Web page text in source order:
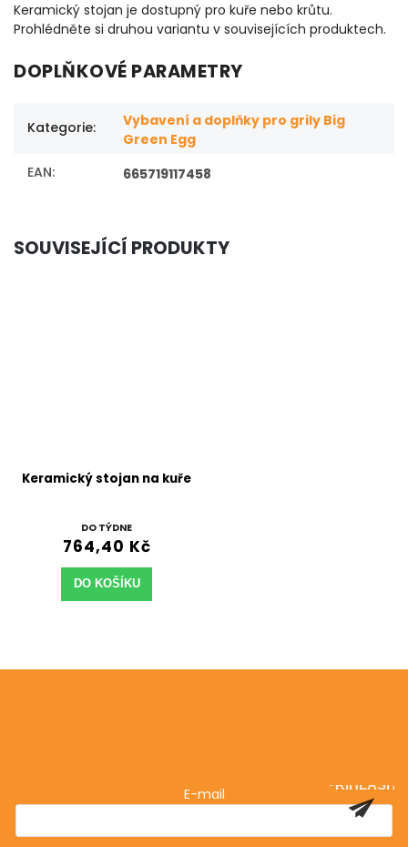
Keramický stojan je dostupný pro kuře nebo krůtu.
Prohlédněte si druhou variantu v souvisejících produktech.
DOPLŇKOVÉ PARAMETRY
Kategorie:
Vybavení a doplňky pro grily Big
Green Egg
EAN: 665719117458
SOUVISEJÍCÍ PRODUKTY
Keramický stojan na kuře
DO TÝDNE
764,40 Kč
DO KOŠÍKU
E-mail
PŘIHLÁSIT